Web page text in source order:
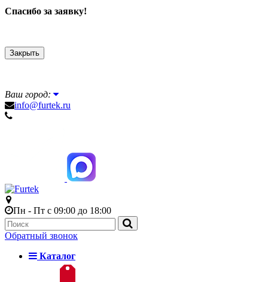
Спасибо за заявку!
Закрыть
Ваш город:
info@furtek.ru
Пн - Пт с 09:00 до 18:00
Обратный звонок
Каталог